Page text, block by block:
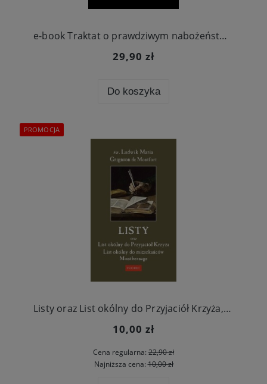
e-book Traktat o prawdziwym nabożeństwie do Najświętszej Maryi Panny
29,90 zł
Do koszyka
Listy oraz List okólny do Przyjaciół Krzyża, List okólny do mieszkańców Montbernage
10,00 zł
Cena regularna: 22,90 zł
Najniższa cena:10,00 zł
PROMOCJA